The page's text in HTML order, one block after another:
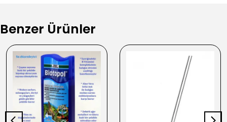
Benzer Ürünler